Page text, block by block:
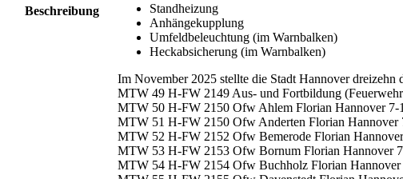
Beschreibung
Standheizung
Anhängekupplung
Umfeldbeleuchtung (im Warnbalken)
Heckabsicherung (im Warnbalken)
Im November 2025 stellte die Stadt Hannover dreizehn
MTW 49 H-FW 2149 Aus- und Fortbildung
MTW 50 H-FW 2150 Ofw Ahlem Florian Hannover 7-
MTW 51 H-FW 2150 Ofw Anderten Florian Hannover
MTW 52 H-FW 2152 Ofw Bemerode Florian
MTW 53 H-FW 2153 Ofw Bornum Florian Hannover
MTW 54 H-FW 2154 Ofw Buchholz Florian Hannover